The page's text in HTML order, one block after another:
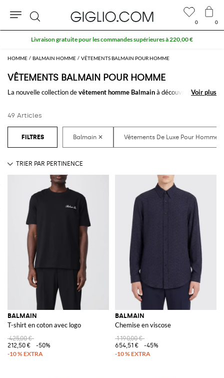
HOMME BALMAIN HOMME VÊTEMENTS BALMAIN POUR HOMME
VÊTEMENTS BALMAIN POUR HOMME
La nouvelle collection devêtement homme Balmainà découvrir en ligne
décontracté, au sportif, vous trouverez toujours votre bonheur.
Découvrez les vêtements de Balmain pour homme en lignesur
GIGLIO.COM
Voir plus
Voir plus
49 Articles
BALMAIN
T-shirt en coton avec logo
425,00 €
212,50 €
-50%
BALMAIN
Chemise en viscose
1 190,00 €
654,51 €
-45%
0 0
Rechercher
10 % supplémentaires sur les SOLDES